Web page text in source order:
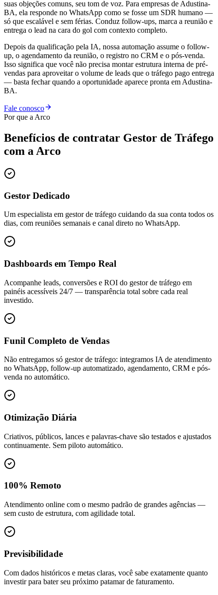
suas objeções comuns, seu tom de voz. Para empresas de Adustina-
BA, ela responde no WhatsApp como se fosse um SDR humano —
só que escalável e sem férias. Conduz follow-ups, marca a reunião e
entrega o lead na cara do gol com contexto completo.
Depois da qualificação pela IA, nossa automação assume o follow-
up, o agendamento da reunião, o registro no CRM e o pós-venda.
Isso significa que você não precisa montar estrutura interna de pré-
vendas para aproveitar o volume de leads que o tráfego pago entrega
— basta fechar quando a oportunidade aparece pronta em Adustina-
BA.
Fale conosco
Por que a Arco
Benefícios de contratar Gestor de Tráfego
com a Arco
Gestor Dedicado
Um especialista em gestor de tráfego cuidando da sua conta todos os
dias, com reuniões semanais e canal direto no WhatsApp.
Dashboards em Tempo Real
Acompanhe leads, conversões e ROI do gestor de tráfego em
painéis acessíveis 24/7 — transparência total sobre cada real
investido.
Funil Completo de Vendas
Não entregamos só gestor de tráfego: integramos IA de atendimento
no WhatsApp, follow-up automatizado, agendamento, CRM e pós-
venda no automático.
Otimização Diária
Criativos, públicos, lances e palavras-chave são testados e ajustados
continuamente. Sem piloto automático.
100% Remoto
Atendimento online com o mesmo padrão de grandes agências —
sem custo de estrutura, com agilidade total.
Previsibilidade
Com dados históricos e metas claras, você sabe exatamente quanto
investir para bater seu próximo patamar de faturamento.